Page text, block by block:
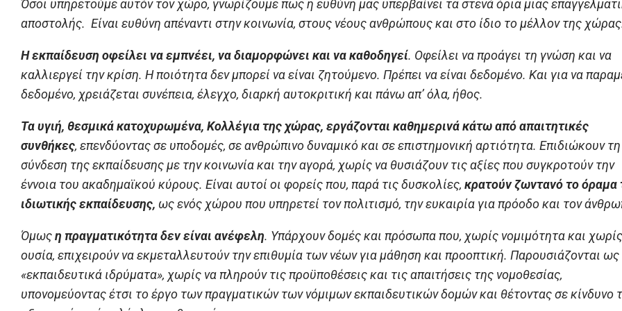
Όσοι υπηρετούμε αυτόν τον χώρο, γνωρίζουμε πως η ευθύνη μας υπερβαίνει τα στενά όρια μιας
αποστολής. Είναι ευθύνη απέναντι στην κοινωνία, στους νέους ανθρώπους και στο ίδιο το μέλλον της
Η εκπαίδευση οφείλει να εμπνέει, να διαμορφώνει και να καθοδηγεί. Οφείλει να προάγει τη γνώση και να
καλλιεργεί την κρίση. Η ποιότητα δεν μπορεί να είναι ζητούμενο. Πρέπει να είναι δεδομένο. Και για να
δεδομένο, χρειάζεται συνέπεια, έλεγχο, διαρκή αυτοκριτική και πάνω απ’ όλα, ήθος.
Τα υγιή, θεσμικά κατοχυρωμένα, Κολλέγια της χώρας, εργάζονται καθημερινά κάτω από απαιτητικές
συνθήκες, επενδύοντας σε υποδομές, σε ανθρώπινο δυναμικό και σε επιστημονική αρτιότητα. Επιδιώκουν τη
σύνδεση της εκπαίδευσης με την κοινωνία και την αγορά, χωρίς να θυσιάζουν τις αξίες που συγκροτούν την
έννοια του ακαδημαϊκού κύρους. Είναι αυτοί οι φορείς που, παρά τις δυσκολίες, κρατούν ζωντανό το όραμα
ιδιωτικής εκπαίδευσης, ως ενός χώρου που υπηρετεί τον πολιτισμό, την ευκαιρία για πρόοδο και τον
Όμωςη πραγματικότητα δεν είναι ανέφελη. Υπάρχουν δομές και πρόσωπα που, χωρίς νομιμότητα και χωρίς
ουσία, επιχειρούν να εκμεταλλευτούν την επιθυμία των νέων για μάθηση και προοπτική. Παρουσιάζονται ως
«εκπαιδευτικά ιδρύματα», χωρίς να πληρούν τις προϋποθέσεις και τις απαιτήσεις της νομοθεσίας,
υπονομεύοντας έτσι το έργο των πραγματικών των νόμιμων εκπαιδευτικών δομών και θέτοντας σε κίνδυνο